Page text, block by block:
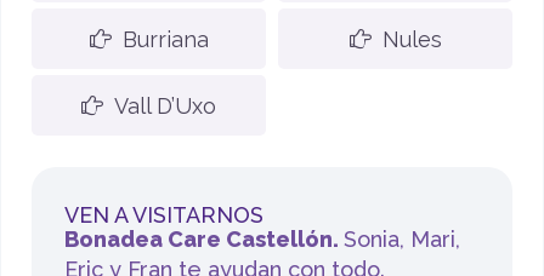
Burriana
Vall D’Uxo
Nules
VEN A VISITARNOS
Bonadea Care Castellón. Sonia, Mari,
Eric y Fran te ayudan con todo.